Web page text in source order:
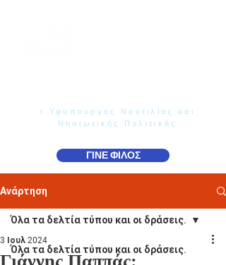
τ.Υφυπουργός Ναυτιλίας και
Νησιωτικής Πολιτικής
ΓΙΝΕ ΦΙΛΟΣ
Ανάρτηση
Όλα τα δελτία τύπου και οι δράσεις.
Όλα τα δελτία τύπου και οι δράσεις.
3 Ιουλ 2024